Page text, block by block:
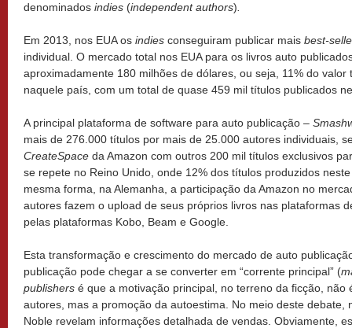
denominados indies (independent authors)
Em 2013, nos EUA os indies conseguiram publicar mais best-
individual. O mercado total nos EUA para os livros auto
aproximadamente 180 milhões de dólares, ou seja, 11% do
naquele país, com um total de quase 459 mil títulos publicados
A principal plataforma de software para auto publicação –
mais de 276.000 títulos por mais de 25.000 autores individuais,
CreateSpace da Amazon com outros 200 mil títulos exclusivos
se repete no Reino Unido, onde 12% dos títulos produzidos
mesma forma, na Alemanha, a participação da Amazon no
autores fazem o upload de seus próprios livros nas plataformas
pelas plataformas Kobo, Beam e Google.
Esta transformação e crescimento do mercado de auto
publicação pode chegar a se converter em “corrente principal” (
publishers é que a motivação principal, no terreno da ficção, não
autores, mas a promoção da autoestima. No meio deste debate,
Noble revelam informações detalhada de vendas. Obviamente,